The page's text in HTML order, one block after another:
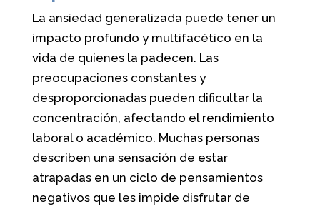
La ansiedad generalizada puede tener un
impacto profundo y multifacético en la
vida de quienes la padecen. Las
preocupaciones constantes y
desproporcionadas pueden dificultar la
concentración, afectando el rendimiento
laboral o académico. Muchas personas
describen una sensación de estar
atrapadas en un ciclo de pensamientos
negativos que les impide disfrutar de